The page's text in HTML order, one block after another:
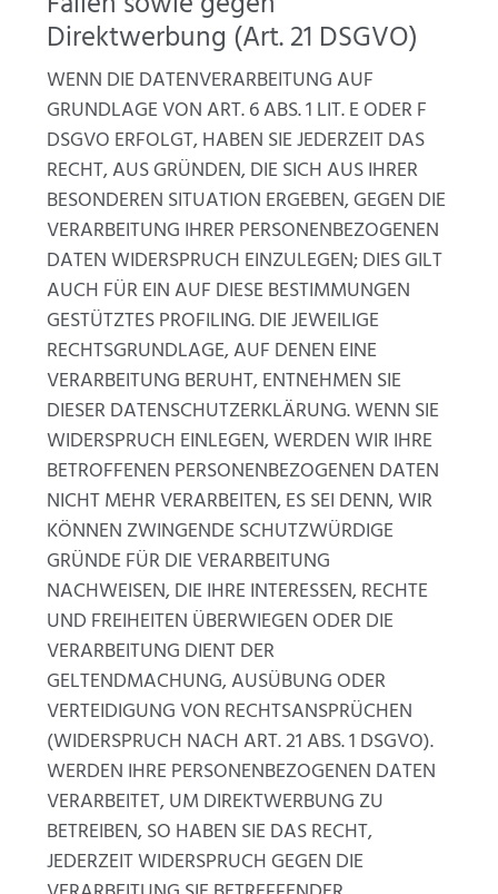
Direktwerbung (Art. 21 DSGVO)
WENN DIE DATENVERARBEITUNG AUF
GRUNDLAGE VON ART. 6 ABS. 1 LIT. E ODER F
DSGVO ERFOLGT, HABEN SIE JEDERZEIT DAS
RECHT, AUS GRÜNDEN, DIE SICH AUS IHRER
BESONDEREN SITUATION ERGEBEN, GEGEN DIE
VERARBEITUNG IHRER PERSONENBEZOGENEN
DATEN WIDERSPRUCH EINZULEGEN; DIES GILT
AUCH FÜR EIN AUF DIESE BESTIMMUNGEN
GESTÜTZTES PROFILING. DIE JEWEILIGE
RECHTSGRUNDLAGE, AUF DENEN EINE
VERARBEITUNG BERUHT, ENTNEHMEN SIE
DIESER DATENSCHUTZERKLÄRUNG. WENN SIE
WIDERSPRUCH EINLEGEN, WERDEN WIR IHRE
BETROFFENEN PERSONENBEZOGENEN DATEN
NICHT MEHR VERARBEITEN, ES SEI DENN, WIR
KÖNNEN ZWINGENDE SCHUTZWÜRDIGE
GRÜNDE FÜR DIE VERARBEITUNG
NACHWEISEN, DIE IHRE INTERESSEN, RECHTE
UND FREIHEITEN ÜBERWIEGEN ODER DIE
VERARBEITUNG DIENT DER
GELTENDMACHUNG, AUSÜBUNG ODER
VERTEIDIGUNG VON RECHTSANSPRÜCHEN
(WIDERSPRUCH NACH ART. 21 ABS. 1 DSGVO).
WERDEN IHRE PERSONENBEZOGENEN DATEN
VERARBEITET, UM DIREKTWERBUNG ZU
BETREIBEN, SO HABEN SIE DAS RECHT,
JEDERZEIT WIDERSPRUCH GEGEN DIE